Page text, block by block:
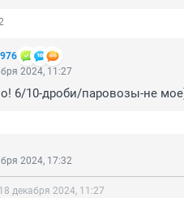
2024, 11:27
6/10-дроби/паровозы-не
2024, 17:32
18 декабря 2024, 11:27